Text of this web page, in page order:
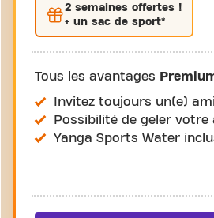
2 semaines offertes !
+ un sac de sport*
Tous les avantages
Invitez toujours un(e)
Possibilité de geler votre
Yanga Sports Water